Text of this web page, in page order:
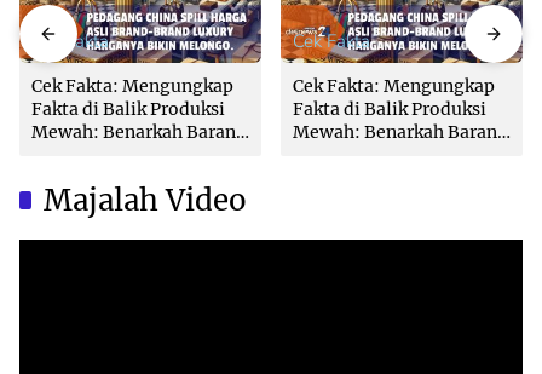
Cek Fakta
Cek Fakta: Mengungkap
Fakta di Balik Produksi
Mewah: Benarkah Barang
Cek Fakta
Cek Fakta: Mengungkap
Fakta di Balik Produksi
Mewah: Benarkah Barang
Majalah Video